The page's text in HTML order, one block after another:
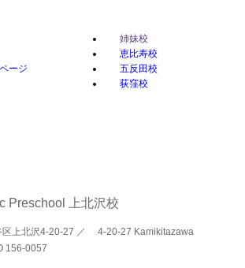
ージ
姉妹校
恵比寿校
五反田校
荻窪校
Preschool 上北沢校
区上北沢4-20-27 ／ 4-20-27 Kamikitazawa
156-0057